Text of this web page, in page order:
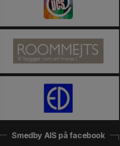
Smedby AIS på facebook